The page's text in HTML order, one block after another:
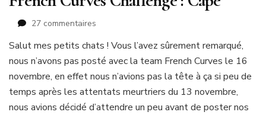
27 commentaires
Curves
Challenge
:
Salut mes petits chats ! Vous l’avez sûrement remarqué,
nous n’avons pas posté avec la team French Curves le 16
novembre, en effet nous n’avions pas la tête à ça si peu de
temps après les attentats meurtriers du 13 novembre,
nous avions décidé d’attendre un peu avant de poster nos